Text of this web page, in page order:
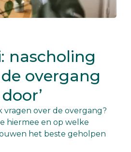
nascholing
de overgang
door’
vragen over de overgang?
hiermee en op welke
het beste geholpen